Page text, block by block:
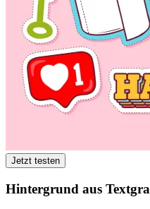
Jetzt testen
Hintergrund aus